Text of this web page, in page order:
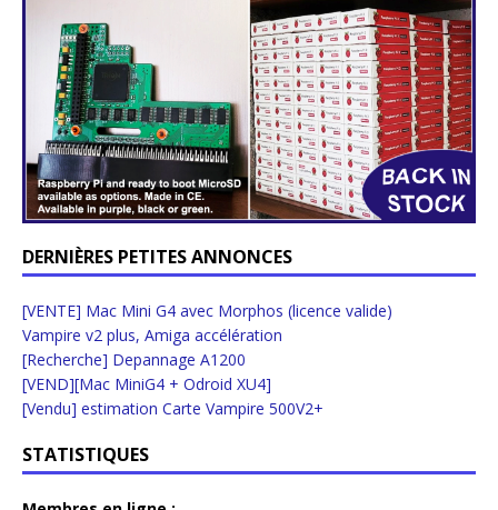
DERNIÈRES PETITES ANNONCES
[VENTE] Mac Mini G4 avec Morphos (licence valide)
Vampire v2 plus, Amiga accélération
[Recherche] Depannage A1200
[VEND][Mac MiniG4 + Odroid XU4]
[Vendu] estimation Carte Vampire 500V2+
STATISTIQUES